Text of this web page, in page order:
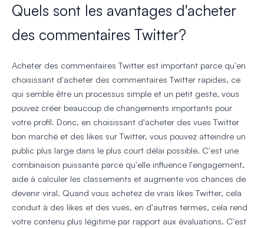
Quels sont les avantages d'acheter
des commentaires Twitter?
Acheter des commentaires Twitter est important parce qu'en
choisissant d'acheter des commentaires Twitter rapides, ce
qui semble être un processus simple et un petit geste, vous
pouvez créer beaucoup de changements importants pour
votre profil. Donc, en choisissant d'acheter des vues Twitter
bon marché et des likes sur Twitter, vous pouvez atteindre un
public plus large dans le plus court délai possible. C'est une
combinaison puissante parce qu'elle influence l'engagement,
aide à calculer les classements et augmente vos chances de
devenir viral. Quand vous achetez de vrais likes Twitter, cela
conduit à des likes et des vues, en d'autres termes, cela rend
votre contenu plus légitime par rapport aux évaluations. C'est